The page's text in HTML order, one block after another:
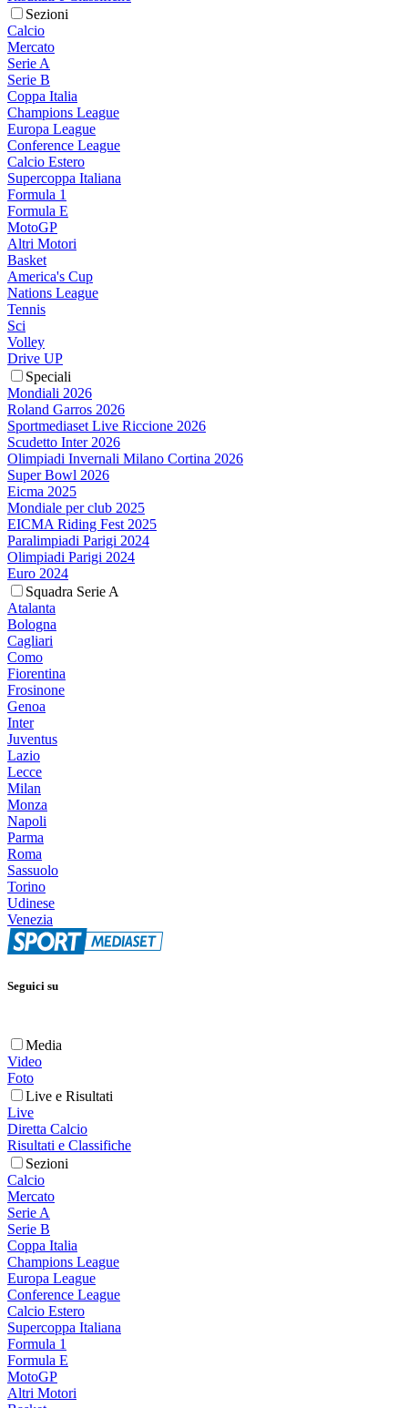
Sezioni
Calcio
Mercato
Serie A
Serie B
Coppa Italia
Champions League
Europa League
Conference League
Calcio Estero
Supercoppa Italiana
Formula 1
Formula E
MotoGP
Altri Motori
Basket
America's Cup
Nations League
Tennis
Sci
Volley
Drive UP
Speciali
Mondiali 2026
Roland Garros 2026
Sportmediaset Live Riccione 2026
Scudetto Inter 2026
Olimpiadi Invernali Milano Cortina 2026
Super Bowl 2026
Eicma 2025
Mondiale per club 2025
EICMA Riding Fest 2025
Paralimpiadi Parigi 2024
Olimpiadi Parigi 2024
Euro 2024
Squadra Serie A
Atalanta
Bologna
Cagliari
Como
Fiorentina
Frosinone
Genoa
Inter
Juventus
Lazio
Lecce
Milan
Monza
Napoli
Parma
Roma
Sassuolo
Torino
Udinese
Venezia
Seguici su
Media
Video
Foto
Live e Risultati
Live
Diretta Calcio
Risultati e Classifiche
Sezioni
Calcio
Mercato
Serie A
Serie B
Coppa Italia
Champions League
Europa League
Conference League
Calcio Estero
Supercoppa Italiana
Formula 1
Formula E
MotoGP
Altri Motori